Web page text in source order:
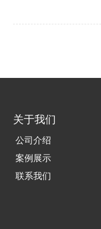
关于我们
公司介绍
案例展示
联系我们